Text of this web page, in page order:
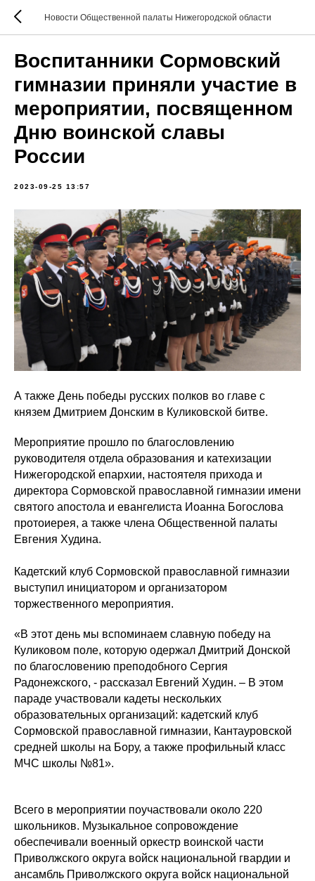
Новости Общественной палаты Нижегородской области
Воспитанники Сормовский
гимназии приняли участие в
мероприятии, посвященном
Дню воинской славы
России
2023-09-25 13:57
А также День победы русских полков во главе с
князем Дмитрием Донским в Куликовской битве.
Мероприятие прошло по благословлению
руководителя отдела образования и катехизации
Нижегородской епархии, настоятеля прихода и
директора Сормовской православной гимназии имени
святого апостола и евангелиста Иоанна Богослова
протоиерея, а также члена Общественной палаты
Евгения Худина.
Кадетский клуб Сормовской православной гимназии
выступил инициатором и организатором
торжественного мероприятия.
«В этот день мы вспоминаем славную победу на
Куликовом поле, которую одержал Дмитрий Донской
по благословению преподобного Сергия
Радонежского, - рассказал Евгений Худин. – В этом
параде участвовали кадеты нескольких
образовательных организаций: кадетский клуб
Сормовской православной гимназии, Кантауровской
средней школы на Бору, а также профильный класс
МЧС школы №81».
Всего в мероприятии поучаствовали около 220
школьников. Музыкальное сопровождение
обеспечивали военный оркестр воинской части
Приволжского округа войск национальной гвардии и
ансамбль Приволжского округа войск национальной